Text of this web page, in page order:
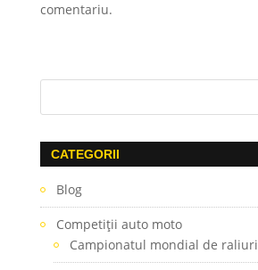
comentariu.
CATEGORII
Blog
Competiţii auto moto
Campionatul mondial de raliuri